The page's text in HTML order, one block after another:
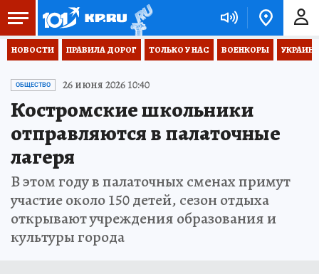
НОВОСТИ ПРАВИЛА ДОРОГ ТОЛЬКО У НАС ВОЕНКОРЫ
ОБЩЕСТВО 26 июня 2026 10:40
Костромские школьники
отправляются в палаточные
лагеря
В этом году в палаточных сменах примут
участие около 150 детей, сезон отдыха
открывают учреждения образования и
культуры города